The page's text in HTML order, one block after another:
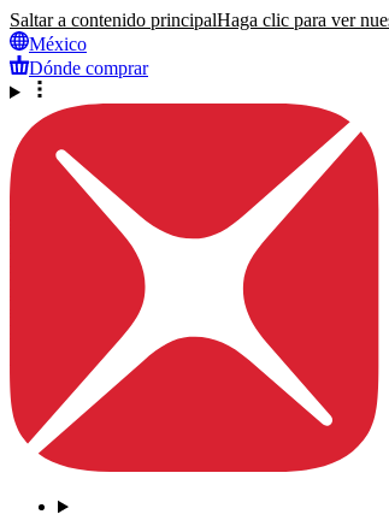
Saltar a contenido principalHaga clic para ver
México
Dónde comprar